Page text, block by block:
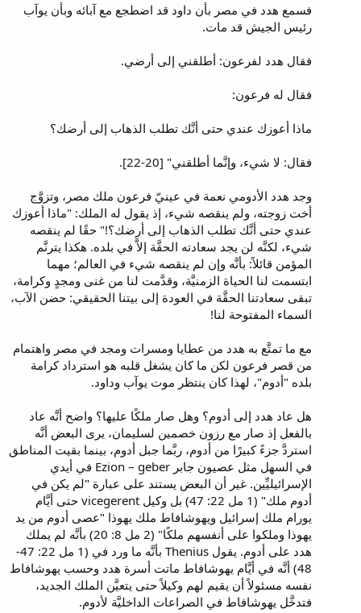
فسمع هدد في مصر بأن داود قد اضطجع مع آبائه وبأن يوآب
رئيس الجيش قد مات.
فقال هدد لفرعون: أطلقني إلى أرضي.
فقال له فرعون:
ماذا أعوزك عندي حتى أنَّك تطلب الذهاب إلى أرضك؟
فقال: لا شيء، وإنَّما أطلقني" [20-22].
وجد هدد الأدومي نعمة في عينيّ فرعون ملك مصر، وتزوَّج
أخت زوجته، ولم ينقصه شيء، إذ يقول له الملك: "ماذا أعوزك
عندي حتى أنَّك تطلب الذهاب إلى أرضك؟!" حقًا لم ينقصه
شيء، لكنَّه لن يجد سعادته الحقَّة إلاَّ في بلده. هكذا يترنَّم
المؤمن قائلاً: بأنَّه وإن لم ينقصه شيء في العالم؛ مهما
ابتسمت لنا الحياة الزمنيَّة، وقدَّمت لنا من غنى ومجدٍ وكرامة،
تبقى سعادتنا الحقَّة في العودة إلى بيتنا الحقيقي: حضن الآب،
السماء المفتوحة لنا!
مع ما تمتَّع به هدد من عطايا ومسرات ومجد في مصر واهتمام
من قصر فرعون لكن ما كان يشغل قلبه هو استرداد كرامة
بلده "أدوم"، لهذا كان ينتظر موت يوآب وداود.
هل عاد هدد إلى أدوم؟ وهل صار ملكًا عليها؟ واضح أنَّه عاد
بالفعل إذ صار مع رزون خصمين لسليمان، يرى البعض أنَّه
استردَّ جزءً كبيرًا من أدوم، ربَّما جبل أدوم، بينما بقيت المناطق
في السهل مثل عصيون جابر Ezion – geber في أيدي
الإسرائيليِّين. غير أن البعض يستند على عبارة "لم يكن في
أدوم ملك" (1 مل 22: 47) بل وكيل vicegerent حتى أيَّام
يورام ملك إسرائيل ويهوشافاط ملك يهوذا "عصى أدوم من يد
يهوذا وملكوا على أنفسهم ملكًا" (2 مل 8: 20) بأنَّه لم يملك
هدد على أدوم. يقول Thenius بأنَّه ما ورد في (1 مل 22: 47-
48) أنَّه في أيَّام يهوشافاط ماتت أسرة هدد وحسب يهوشافاط
نفسه مسئولاً أن يقيم لهم وكيلاً حتى يتعيَّن الملك الجديد،
فتدخَّل يهوشافاط في الصراعات الداخليَّة لأدوم.